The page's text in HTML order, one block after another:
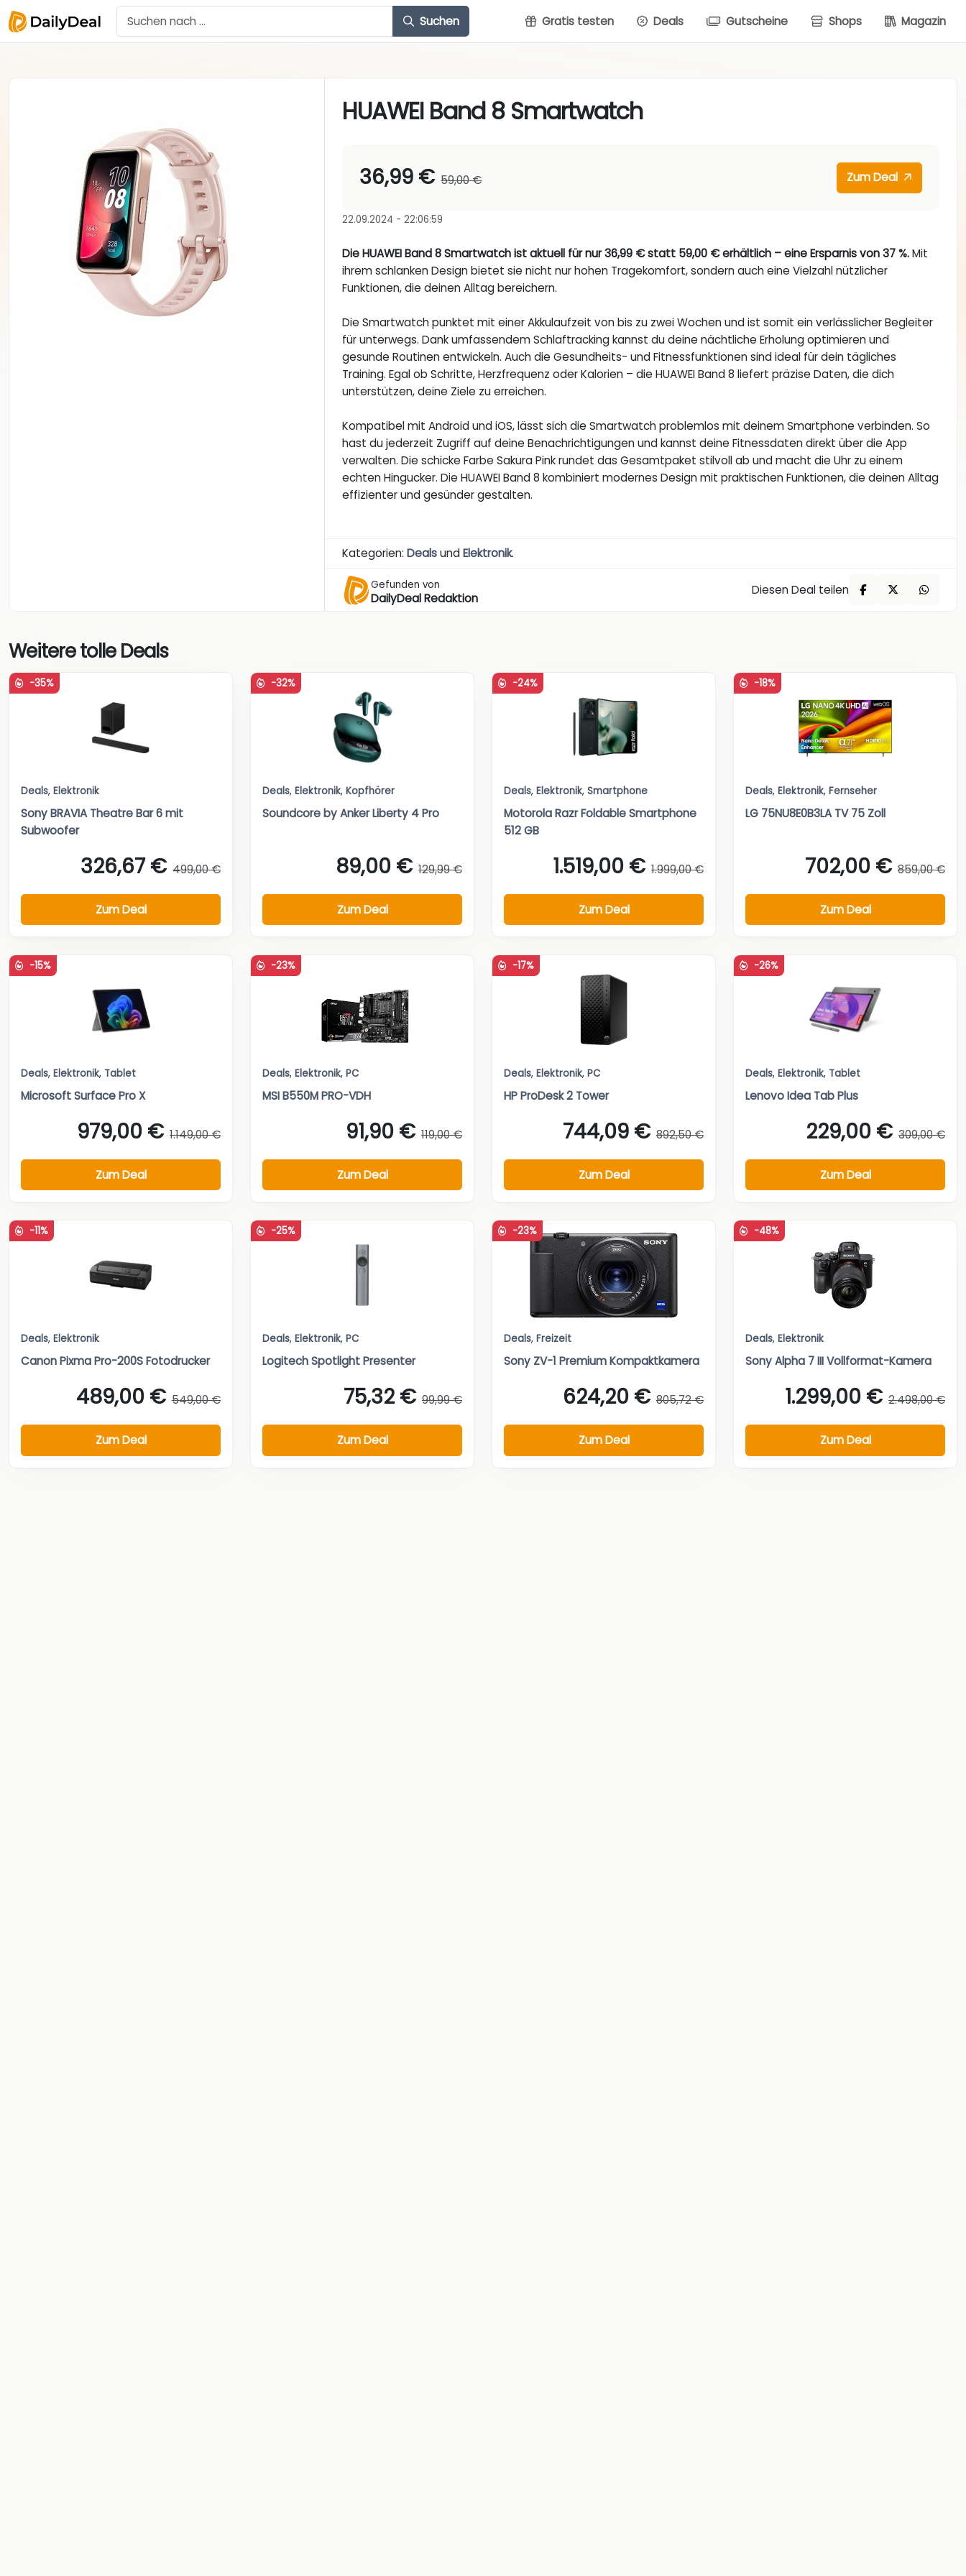
Suchen Gratis testen Deals Gutscheine Shops Magazin
HUAWEI Band 8 Smartwatch
36,99 € 59,00 € Zum Deal
22.09.2024 - 22:06:59
Die HUAWEI Band 8 Smartwatch ist aktuell für nur 36,99 € statt 59,00 € erhältlich – eine Ersparnis von 37 %.Mit
ihrem schlanken Design bietet sie nicht nur hohen Tragekomfort, sondern auch eine Vielzahl nützlicher
Funktionen, die deinen Alltag bereichern.
Die Smartwatch punktet mit einer Akkulaufzeit von bis zu zwei Wochen und ist somit ein verlässlicher Begleiter
für unterwegs. Dank umfassendem Schlaftracking kannst du deine nächtliche Erholung optimieren und
gesunde Routinen entwickeln. Auch die Gesundheits- und Fitnessfunktionen sind ideal für dein tägliches
Training. Egal ob Schritte, Herzfrequenz oder Kalorien – die HUAWEI Band 8 liefert präzise Daten, die dich
unterstützen, deine Ziele zu erreichen.
Kompatibel mit Android und iOS, lässt sich die Smartwatch problemlos mit deinem Smartphone verbinden. So
hast du jederzeit Zugriff auf deine Benachrichtigungen und kannst deine Fitnessdaten direkt über die App
verwalten. Die schicke Farbe Sakura Pink rundet das Gesamtpaket stilvoll ab und macht die Uhr zu einem
echten Hingucker. Die HUAWEI Band 8 kombiniert modernes Design mit praktischen Funktionen, die deinen Alltag
effizienter und gesünder gestalten.
Kategorien:DealsundElektronik.
Gefunden von
DailyDeal Redaktion
Diesen Deal teilen
Weitere tolle Deals
-35%
Deals, Elektronik
Sony BRAVIA Theatre Bar 6 mit
Subwoofer
326,67 € 499,00 €
Zum Deal
-32%
Deals, Elektronik, Kopfhörer
Soundcore by Anker Liberty 4 Pro
89,00 € 129,99 €
Zum Deal
-24%
Deals, Elektronik, Smartphone
Motorola Razr Foldable Smartphone
512 GB
1.519,00 € 1.999,00 €
Zum Deal
-18%
Deals, Elektronik, Fernseher
LG 75NU8E0B3LA TV 75 Zoll
702,00 € 859,00 €
Zum Deal
-15%
Deals, Elektronik, Tablet
Microsoft Surface Pro X
979,00 € 1.149,00 €
Zum Deal
-23%
Deals, Elektronik, PC
MSI B550M PRO-VDH
91,90 € 119,00 €
Zum Deal
-17%
Deals, Elektronik, PC
HP ProDesk 2 Tower
744,09 € 892,50 €
Zum Deal
-26%
Deals, Elektronik, Tablet
Lenovo Idea Tab Plus
229,00 € 309,00 €
Zum Deal
-11%
Deals, Elektronik
Canon Pixma Pro-200S Fotodrucker
489,00 € 549,00 €
Zum Deal
-25%
Deals, Elektronik, PC
Logitech Spotlight Presenter
75,32 € 99,99 €
Zum Deal
-23%
Deals, Freizeit
Sony ZV-1 Premium Kompaktkamera
624,20 € 805,72 €
Zum Deal
-48%
Deals, Elektronik
Sony Alpha 7 III Vollformat-Kamera
1.299,00 € 2.498,00 €
Zum Deal